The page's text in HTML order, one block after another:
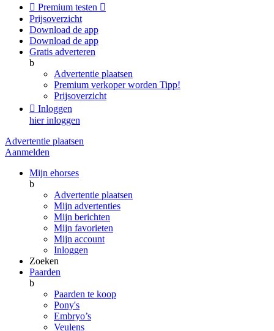
 Premium testen 
Prijsoverzicht
Download de app
Download de app
Gratis adverteren
b
Advertentie plaatsen
Premium verkoper worden Tipp!
Prijsoverzicht
 Inloggen
hier inloggen
Advertentie plaatsen
Aanmelden
Mijn ehorses
b
Advertentie plaatsen
Mijn advertenties
Mijn berichten
Mijn favorieten
Mijn account
Inloggen
Zoeken
Paarden
b
Paarden te koop
Pony's
Embryo’s
Veulens